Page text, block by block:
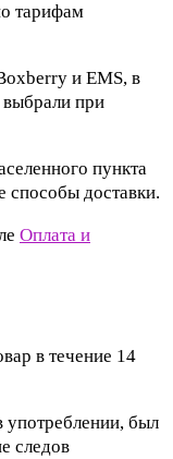
тарифам
и EMS, в
выбрали при
пункта
способы доставки.
Оплата и
в течение 14
употреблении, был
следов